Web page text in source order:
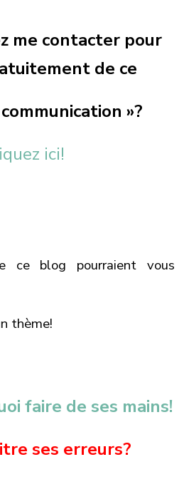
me contacter pour
de ce
»?
ici!
ce blog pourraient vous
thème!
faire de ses mains!
ses erreurs?